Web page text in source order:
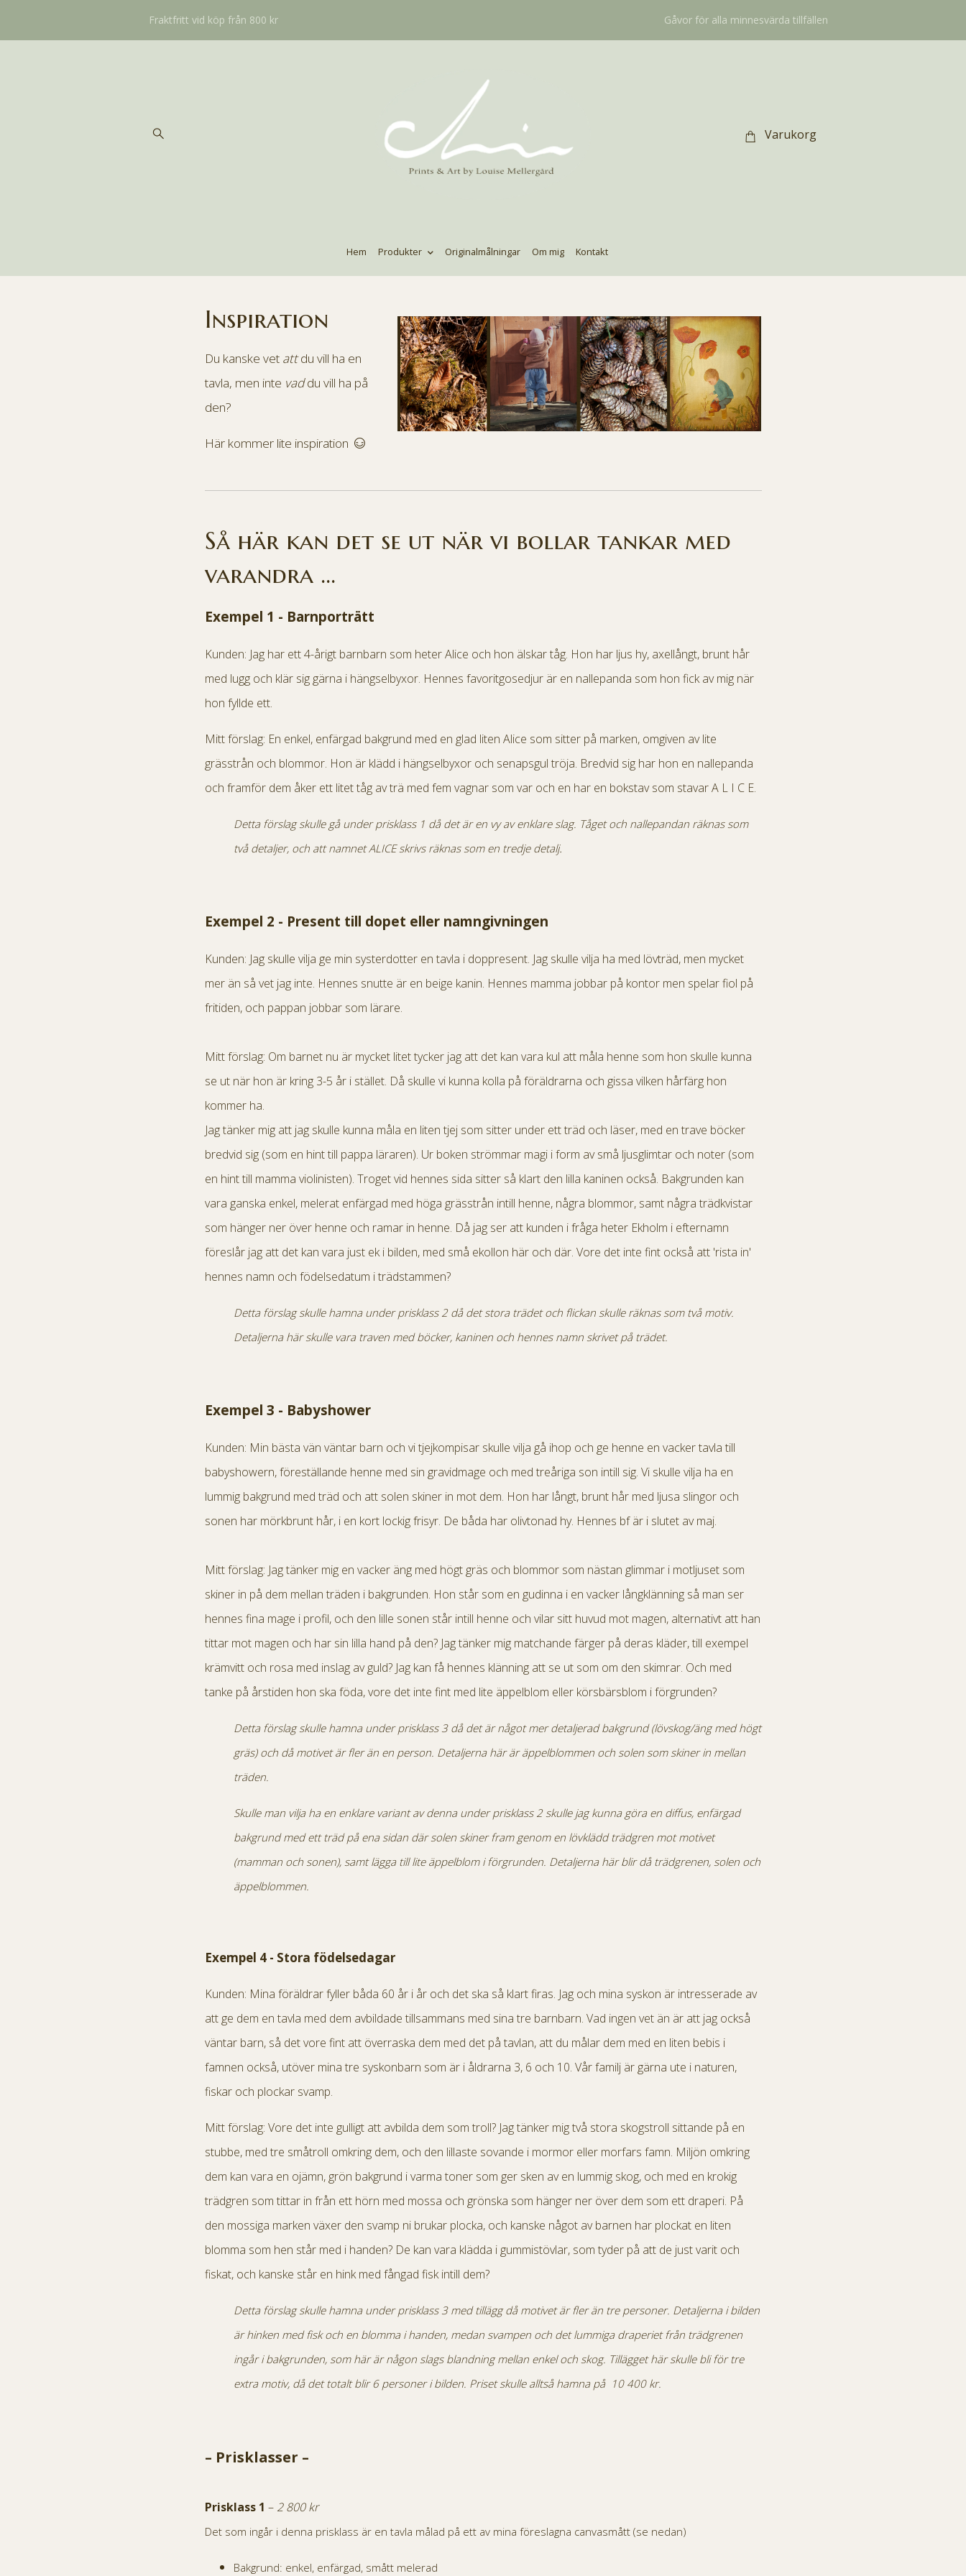
Fraktfritt vid köp från 800 kr Gåvor för alla minnesvärda tillfällen
Varukorg
Hem Produkter Originalmålningar Om mig Kontakt
Inspiration
Du kanske vet attdu vill ha en
tavla, men inte vaddu vill ha på
den?
Här kommer lite inspiration
Så här kan det se ut när vi bollar tankar med
varandra ...
Exempel 1 - Barnporträtt
Kunden: Jag har ett 4-årigt barnbarn som heter Alice och hon älskar tåg. Hon har ljus hy, axellångt, brunt hår
med lugg och klär sig gärna i hängselbyxor. Hennes favoritgosedjur är en nallepanda som hon fick av mig när
hon fyllde ett.
Mitt förslag: En enkel, enfärgad bakgrund med en glad liten Alice som sitter på marken, omgiven av lite
grässtrån och blommor. Hon är klädd i hängselbyxor och senapsgul tröja. Bredvid sig har hon en nallepanda
och framför dem åker ett litet tåg av trä med fem vagnar som var och en har en bokstav som stavar A L I C E.
Detta förslag skulle gå under prisklass 1 då det är en vy av enklare slag. Tåget och nallepandan räknas som
två detaljer, och att namnet ALICE skrivs räknas som en tredje detalj.
Exempel 2 - Present till dopet eller namngivningen
Kunden: Jag skulle vilja ge min systerdotter en tavla i doppresent. Jag skulle vilja ha med lövträd, men mycket
mer än så vet jag inte. Hennes snutte är en beige kanin. Hennes mamma jobbar på kontor men spelar fiol på
fritiden, och pappan jobbar som lärare.
Mitt förslag: Om barnet nu är mycket litet tycker jag att det kan vara kul att måla henne som hon skulle kunna
se ut när hon är kring 3-5 år i stället. Då skulle vi kunna kolla på föräldrarna och gissa vilken hårfärg hon
kommer ha.
Jag tänker mig att jag skulle kunna måla en liten tjej som sitter under ett träd och läser, med en trave böcker
bredvid sig (som en hint till pappa läraren). Ur boken strömmar magi i form av små ljusglimtar och noter (som
en hint till mamma violinisten). Troget vid hennes sida sitter så klart den lilla kaninen också. Bakgrunden kan
vara ganska enkel, melerat enfärgad med höga grässtrån intill henne, några blommor, samt några trädkvistar
som hänger ner över henne och ramar in henne. Då jag ser att kunden i fråga heter Ekholm i efternamn
föreslår jag att det kan vara just ek i bilden, med små ekollon här och där. Vore det inte fint också att 'rista in'
hennes namn och födelsedatum i trädstammen?
Detta förslag skulle hamna under prisklass 2 då det stora trädet och flickan skulle räknas som två motiv.
Detaljerna här skulle vara traven med böcker, kaninen och hennes namn skrivet på trädet.
Exempel 3 - Babyshower
Kunden: Min bästa vän väntar barn och vi tjejkompisar skulle vilja gå ihop och ge henne en vacker tavla till
babyshowern, föreställande henne med sin gravidmage och med treåriga son intill sig. Vi skulle vilja ha en
lummig bakgrund med träd och att solen skiner in mot dem. Hon har långt, brunt hår med ljusa slingor och
sonen har mörkbrunt hår, i en kort lockig frisyr. De båda har olivtonad hy. Hennes bf är i slutet av maj.
Mitt förslag: Jag tänker mig en vacker äng med högt gräs och blommor som nästan glimmar i motljuset som
skiner in på dem mellan träden i bakgrunden. Hon står som en gudinna i en vacker långklänning så man ser
hennes fina mage i profil, och den lille sonen står intill henne och vilar sitt huvud mot magen, alternativt att han
tittar mot magen och har sin lilla hand på den? Jag tänker mig matchande färger på deras kläder, till exempel
krämvitt och rosa med inslag av guld? Jag kan få hennes klänning att se ut som om den skimrar. Och med
tanke på årstiden hon ska föda, vore det inte fint med lite äppelblom eller körsbärsblom i förgrunden?
Detta förslag skulle hamna under prisklass 3 då det är något mer detaljerad bakgrund (lövskog/äng med högt
gräs) och då motivet är fler än en person. Detaljerna här är äppelblommen och solen som skiner in mellan
träden.
Skulle man vilja ha en enklare variant av denna under prisklass 2 skulle jag kunna göra en diffus, enfärgad
bakgrund med ett träd på ena sidan där solen skiner fram genom en lövklädd trädgren mot motivet
(mamman och sonen), samt lägga till lite äppelblom i förgrunden. Detaljerna här blir då trädgrenen, solen och
äppelblommen.
Exempel 4 - Stora födelsedagar
Kunden: Mina föräldrar fyller båda 60 år i år och det ska så klart firas. Jag och mina syskon är intresserade av
att ge dem en tavla med dem avbildade tillsammans med sina tre barnbarn. Vad ingen vet än är att jag också
väntar barn, så det vore fint att överraska dem med det på tavlan, att du målar dem med en liten bebis i
famnen också, utöver mina tre syskonbarn som är i åldrarna 3, 6 och 10. Vår familj är gärna ute i naturen,
fiskar och plockar svamp.
Mitt förslag: Vore det inte gulligt att avbilda dem som troll? Jag tänker mig två stora skogstroll sittande på en
stubbe, med tre småtroll omkring dem, och den lillaste sovande i mormor eller morfars famn. Miljön omkring
dem kan vara en ojämn, grön bakgrund i varma toner som ger sken av en lummig skog, och med en krokig
trädgren som tittar in från ett hörn med mossa och grönska som hänger ner över dem som ett draperi. På
den mossiga marken växer den svamp ni brukar plocka, och kanske något av barnen har plockat en liten
blomma som hen står med i handen? De kan vara klädda i gummistövlar, som tyder på att de just varit och
fiskat, och kanske står en hink med fångad fisk intill dem?
Detta förslag skulle hamna under prisklass 3 med tillägg då motivet är fler än tre personer. Detaljerna i bilden
är hinken med fisk och en blomma i handen, medan svampen och det lummiga draperiet från trädgrenen
ingår i bakgrunden, som här är någon slags blandning mellan enkel och skog. Tillägget här skulle bli för tre
extra motiv, då det totalt blir 6 personer i bilden. Priset skulle alltså hamna på 10 400 kr.
– Prisklasser –
Prisklass 1 – 2 800 kr
Det som ingår i denna prisklass är en tavla målad på ett av mina föreslagna canvasmått (se nedan)
Bakgrund: enkel, enfärgad, smått melerad